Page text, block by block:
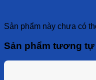
Sản phẩm này chưa có
Sản phẩm tương tự